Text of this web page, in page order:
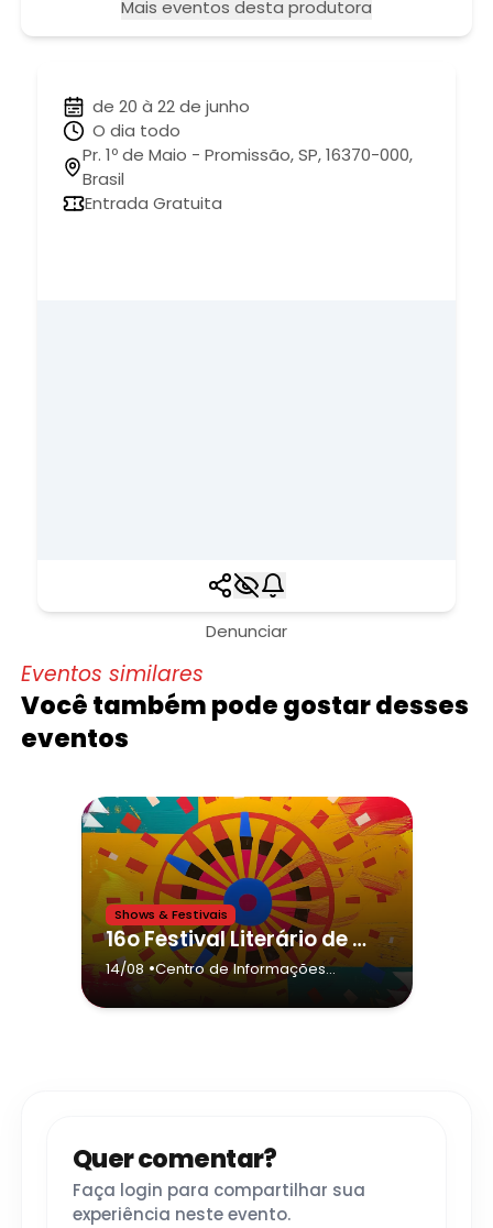
Mais eventos desta produtora
de 20 à 22 de junho
O dia todo
Pr. 1º de Maio - Promissão, SP, 16370-000,
Brasil
Entrada Gratuita
Denunciar
Eventos similares
Você também pode gostar desses
eventos
Shows & Festivais
16o Festival Literário de Votuporanga - Fliv 2026,Cia inverso -Entre Versos e Batidas
14/08•Centro de Informações
Abdo Alfagali"- Votuporanga
Quer comentar?
Faça login para compartilhar sua
experiência neste evento.